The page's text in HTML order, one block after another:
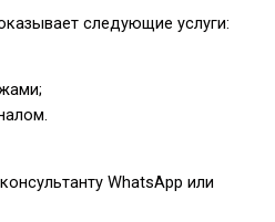
следующие услуги:
WhatsApp или